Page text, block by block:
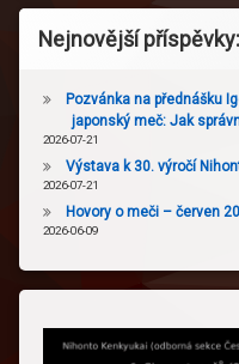
Nejnovější příspěvky:
Pozvánka na přednášku
japonský meč: Jak
2026-07-21
Výstava k 30. výročí
2026-07-21
Hovory o meči – červen
2026-06-09